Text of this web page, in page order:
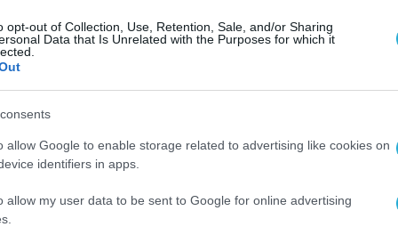
opt-out of Collection, Use, Retention, Sale, and/or Sharing
Data that Is Unrelated with the Purposes for which it
allow Google to enable storage related to advertising like cookies on
identifiers in apps.
allow my user data to be sent to Google for online advertising
και τους πελάτες μας την πορεία της ομάδας
τρία χρόνια η Tictac πρόκειται να
καθώς οι κυβερνοαπειλές συνεχίζουν
πλέον ότι είναι ασφαλής στα ικανά χέρια
άλλες αθλητικές ομάδες»